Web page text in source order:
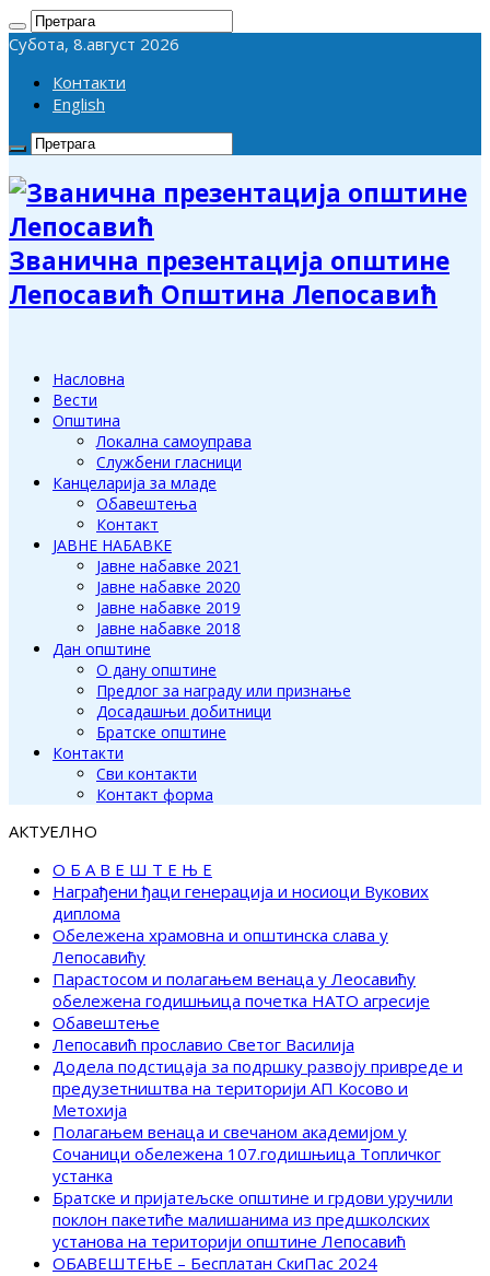
Субота, 8.август 2026
Контакти
English
Званична презентација општине
Лепосавић Општина Лепосавић
Насловна
Вести
Општина
Локална самоуправа
Службени гласници
Канцеларија за младе
Обавештења
Контакт
ЈАВНЕ НАБАВКЕ
Јавне набавке 2021
Јавне набавке 2020
Јавне набавке 2019
Јавне набавке 2018
Дан општине
О дану општине
Предлог за награду или признање
Досадашњи добитници
Братске општине
Контакти
Сви контакти
Контакт форма
АКТУЕЛНО
О Б А В Е Ш Т Е Њ Е
Награђени ђаци генерација и носиоци Вукових
диплома
Обележена храмовна и општинска слава у
Лепосавићу
Парастосом и полагањем венаца у Леосавићу
обележена годишњица почетка НАТО агресије
Обавештење
Лепосавић прославио Светог Василија
Додела подстицаја за подршку развоју привреде и
предузетништва на територији АП Косово и
Метохија
Полагањем венаца и свечаном академијом у
Сочаници обележена 107.годишњица Топличког
устанка
Братске и пријатељске општине и грдови уручили
поклон пакетиће малишанима из предшколских
установа на територији општине Лепосавић
ОБАВЕШТЕЊЕ – Бесплатан СкиПас 2024